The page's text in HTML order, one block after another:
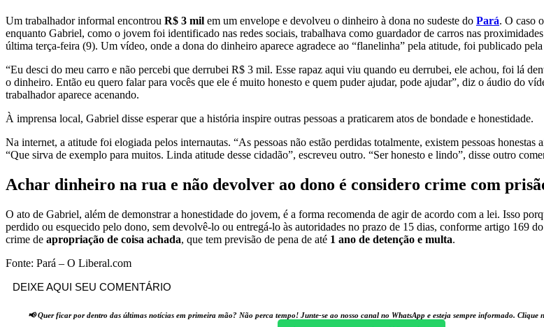
Um trabalhador informal encontrou R$ 3 mil em um envelope e devolveu o dinheiro à dona no sudeste do Pará. O caso
enquanto Gabriel, como o jovem foi identificado nas redes sociais, trabalhava como guardador de carros nas
última terça-feira (9). Um vídeo, onde a dona do dinheiro aparece agradece ao “flanelinha” pela atitude, foi publicado
“Eu desci do meu carro e não percebi que derrubei R$ 3 mil. Esse rapaz aqui viu quando eu derrubei, ele achou, foi lá
o dinheiro. Então eu quero falar para vocês que ele é muito honesto e quem puder ajudar, pode ajudar”, diz o áudio do
trabalhador aparece acenando.
À imprensa local, Gabriel disse esperar que a história inspire outras pessoas a praticarem atos de bondade e honestidade.
Na internet, a atitude foi elogiada pelos internautas. “As pessoas não estão perdidas totalmente, existem pessoas honestas
“Que sirva de exemplo para muitos. Linda atitude desse cidadão”, escreveu outro. “Ser honesto e lindo”, disse outro
Achar dinheiro na rua e não devolver ao dono é considero crime com
O ato de Gabriel, além de demonstrar a honestidade do jovem, é a forma recomenda de agir de acordo com a lei. Isso
perdido ou esquecido pelo dono, sem devolvê-lo ou entregá-lo às autoridades no prazo de 15 dias, conforme artigo 169
crime de apropriação de coisa achada, que tem previsão de pena de até 1 ano de detenção e multa.
Fonte: Pará – O Liberal.com
DEIXE AQUI SEU COMENTÁRIO
📢 Quer ficar por dentro das últimas notícias em primeira mão? Não perca tempo! Junte-se ao nosso canal no WhatsApp e esteja sempre informado. Clique